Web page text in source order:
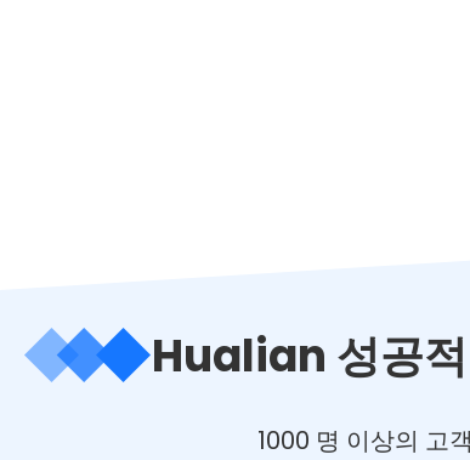
Hualian 성공
1000 명 이상의 고